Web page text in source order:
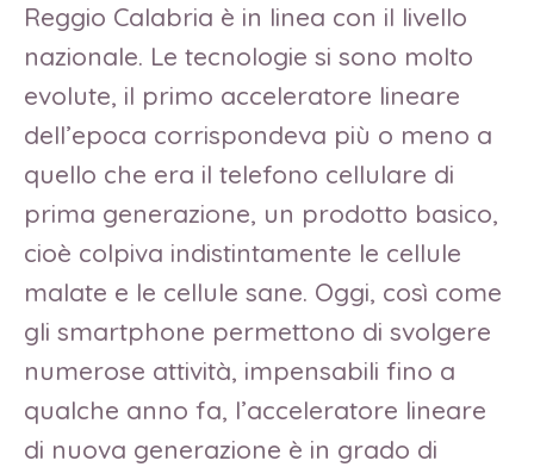
Reggio Calabria è in linea con il livello
nazionale. Le tecnologie si sono molto
evolute, il primo acceleratore lineare
dell’epoca corrispondeva più o meno a
quello che era il telefono cellulare di
prima generazione, un prodotto basico,
cioè colpiva indistintamente le cellule
malate e le cellule sane. Oggi, così come
gli smartphone permettono di svolgere
numerose attività, impensabili fino a
qualche anno fa, l’acceleratore lineare
di nuova generazione è in grado di